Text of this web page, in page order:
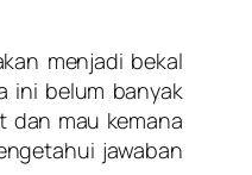
menjadi bekal
ini belum banyak
dan mau kemana
jawaban